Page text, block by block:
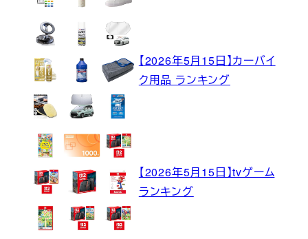
【2026年5月15日】カーバイ
ク用品 ランキング
【2026年5月15日】tvゲーム
ランキング